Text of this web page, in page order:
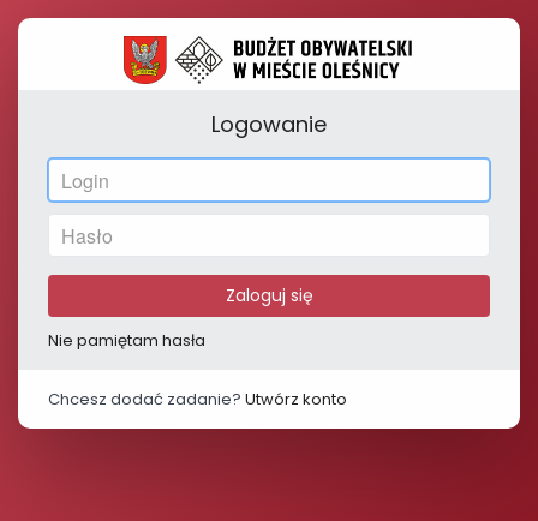
Logowanie
Zaloguj się
Nie pamiętam hasła
Chcesz dodać zadanie? Utwórz konto